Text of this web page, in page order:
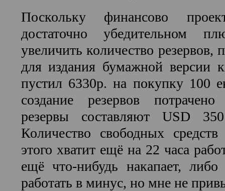
Поскольку финансово
достаточно убедительном
увеличить количество резервов,
для издания бумажной версии
пустил 6330р. на покупку 100
создание резервов
резервы составляют USD
Количество свободных
этого хватит ещё на 22 часа
ещё что-нибудь накапает, либо
работать в минус, но мне не